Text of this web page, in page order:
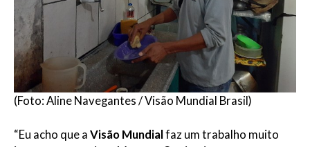
(Foto: Aline Navegantes / Visão Mundial Brasil)
“Eu acho que a Visão Mundial faz um trabalho muito